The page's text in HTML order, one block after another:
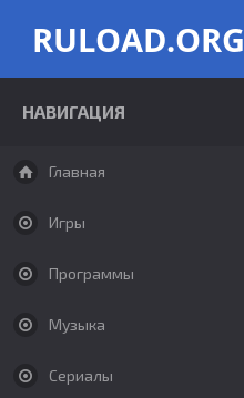
RULOAD.ORG
НАВИГАЦИЯ
Главная
Игры
Программы
Музыка
Сериалы